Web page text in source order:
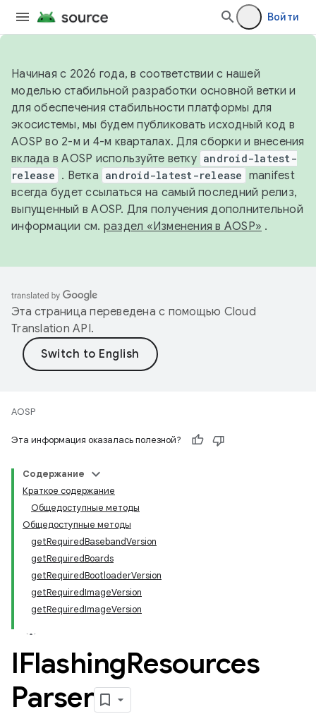
Войти
Начиная с 2026 года, в соответствии с нашей
моделью стабильной разработки основной ветки и
для обеспечения стабильности платформы для
экосистемы, мы будем публиковать исходный код в
AOSP во 2-м и 4-м кварталах. Для сборки и внесения
вклада в AOSP используйте ветку android-latest-
release . Ветка android-latest-release manifest
всегда будет ссылаться на самый последний релиз,
выпущенный в AOSP. Для получения дополнительной
информации см. раздел «Изменения в AOSP» .
Эта страница переведена с помощью Cloud
Translation API.
AOSP
Эта информация оказалась полезной?
Содержание
Краткое содержание
Общедоступные методы
Общедоступные методы
getRequiredBasebandVersion
getRequiredBoards
getRequiredBootloaderVersion
getRequiredImageVersion
getRequiredImageVersion
IFlashingResources
Parser